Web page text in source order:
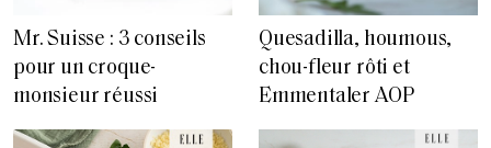
Mr. Suisse : 3 conseils
pour un croque-
monsieur réussi
Quesadilla, houmous,
chou-fleur rôti et
Emmentaler AOP